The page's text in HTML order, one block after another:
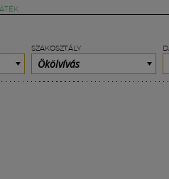
SZAKOSZTÁLY
Ökölvívás